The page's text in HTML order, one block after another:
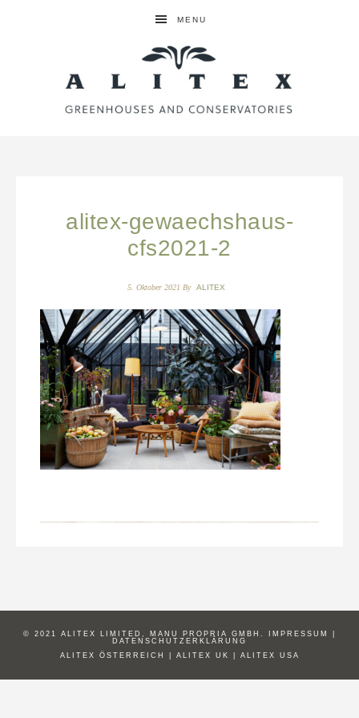
MENU
alitex-gewaechshaus-
cfs2021-2
5. Oktober 2021 By ALITEX
© 2021 ALITEX LIMITED, MANU PROPRIA GMBH. IMPRESSUM
DATENSCHUTZERKLÄRUNG
ALITEX ÖSTERREICH
ALITEX UK ALITEX USA